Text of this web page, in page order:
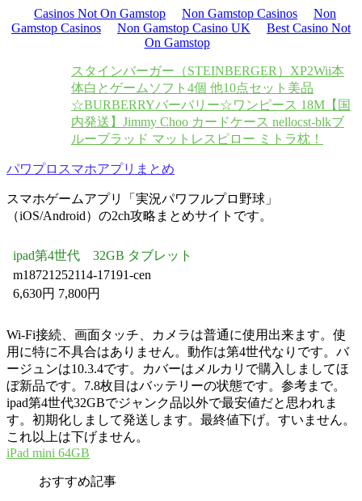
Casinos Not On Gamstop Non Gamstop Casinos
Non
Gamstop Casinos
Non Gamstop Casino UK
Best Casino Not
On Gamstop
スタインバーガー（STEINBERGER）XP2Wii本
体白とゲームソフト4個 他10点セット 美品
☆BURBERRYバーバリー☆ワンピース 18M 【国
内発送】Jimmy Choo カードケース nellocst-blkブ
ルーブラッド マットレスピロー ミトラ枕！
パワプロスマホアプリまとめ
スマホゲームアプリ「実況パワフルプロ野球」
（iOS/Android）の2ch攻略まとめサイトです。
ipad第4世代 32GB タブレット
m18721252114-17191-cen
6,630円 7,800円
Wi-Fi接続、画面タッチ、カメラは普通に使用出来ます。使
用に特に不具合はありません。動作は第4世代なりです。バ
ージュンは10.3.4です。カバーはメルカリで購入しましてほ
ぼ新品です。7.8枚目はバッテリーの状態です。参考まで。
ipad第4世代32GBでジャンク品以外で最安値だと思われま
す。初期化しまして発送します。最終値下げ。すいません。
これ以上は下げません。
iPad mini 64GB
おすすめ記事